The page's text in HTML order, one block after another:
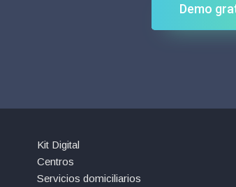
Demo
Kit Digital
Centros
Servicios domiciliarios